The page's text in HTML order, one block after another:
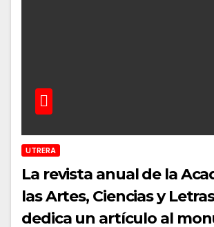
UTRERA
La revista anual de la
las Artes, Ciencias y
dedica un artículo al